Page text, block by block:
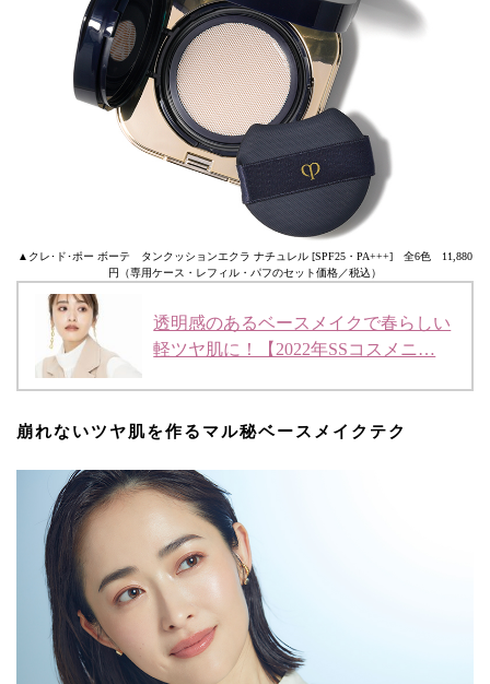
▲クレ･ド･ポー ボーテ タンクッションエクラ ナチュレル [SPF25・PA+++] 全6色 11,880
円（専用ケース・レフィル・パフのセット価格／税込）
透明感のあるベースメイクで春らしい
軽ツヤ肌に！【2022年SSコスメニ…
崩れないツヤ肌を作るマル秘ベースメイクテク